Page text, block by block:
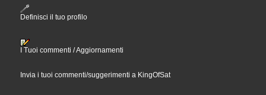
Definisci il tuo profilo
I Tuoi commenti / Aggiornamenti
Invia i tuoi commenti/suggerimenti a KingOfSat